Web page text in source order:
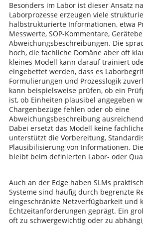
Besonders im Labor ist dieser Ansatz
Laborprozesse erzeugen viele
halbstrukturierte Informationen, etwa
Messwerte, SOP-Kommentare,
Abweichungsbeschreibungen. Die
hoch, die fachliche Domäne aber oft
kleines Modell kann darauf trainiert
eingebettet werden, dass es
Formulierungen und Prozesslogik
kann beispielsweise prüfen, ob ein
ist, ob Einheiten plausibel angegeben
Chargenbezüge fehlen oder ob eine
Abweichungsbeschreibung
Dabei ersetzt das Modell keine
unterstützt die Vorbereitung,
Plausibilisierung von Informationen.
bleibt beim definierten Labor- oder
Auch an der Edge haben SLMs
Systeme sind häufig durch begrenzte
eingeschränkte Netzverfügbarkeit und
Echtzeitanforderungen geprägt. Ein
oft zu schwergewichtig oder zu